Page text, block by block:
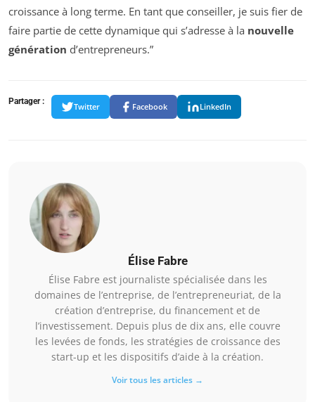
croissance à long terme. En tant que conseiller, je suis fier de
faire partie de cette dynamique qui s’adresse à la nouvelle
génération d’entrepreneurs.”
Partager :
Twitter Facebook LinkedIn
Élise Fabre
Élise Fabre est journaliste spécialisée dans les
domaines de l’entreprise, de l’entrepreneuriat, de la
création d’entreprise, du financement et de
l’investissement. Depuis plus de dix ans, elle couvre
les levées de fonds, les stratégies de croissance des
start-up et les dispositifs d’aide à la création.
Voir tous les articles →